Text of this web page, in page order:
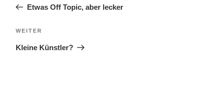
Etwas Off Topic, aber lecker
Nächster
WEITER
Kleine Künstler?